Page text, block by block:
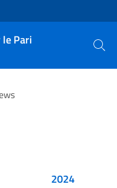
Pari
Cerca
2024